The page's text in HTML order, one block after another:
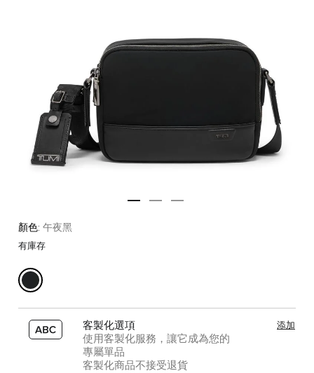
顏色: 午夜黑
有庫存
客製化選項
使用客製化服務，讓它成為您的
專屬單品
客製化商品不接受退貨
添加